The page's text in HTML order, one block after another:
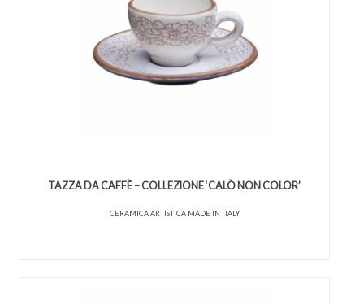
TAZZA DA CAFFÈ – COLLEZIONE ‘CALÒ NON COLOR’
CERAMICA ARTISTICA MADE IN ITALY